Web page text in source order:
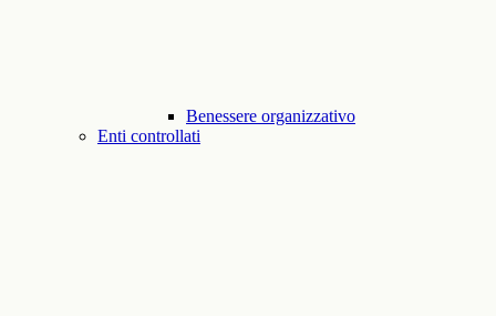
Benessere organizzativo
Enti controllati